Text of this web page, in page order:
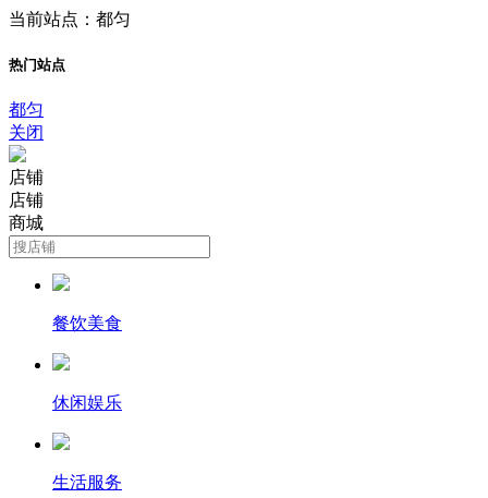
当前站点：都匀
热门站点
都匀
关闭
店铺
店铺
商城
餐饮美食
休闲娱乐
生活服务